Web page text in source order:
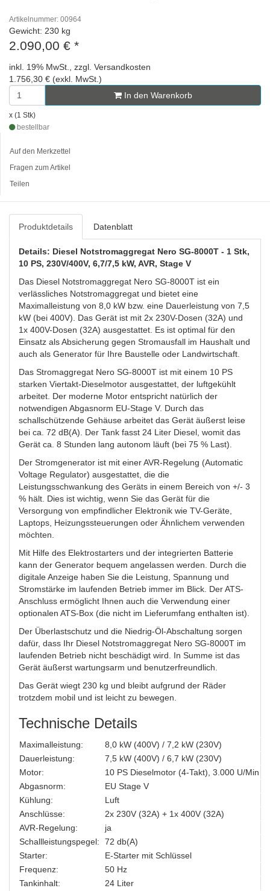
Artikelnummer: 00964
Gewicht: 230 kg
2.090,00 € *
inkl. 19% MwSt., zzgl. Versandkosten
1.756,30 € (exkl. MwSt.)
In den Warenkorb
x (1 Stk)
bestellbar
Auf den Merkzettel
Fragen zum Artikel
Teilen
Produktdetails Datenblatt
Details: Diesel Notstromaggregat Nero SG-8000T - 1 Stk,
10 PS, 230V/400V, 6,7/7,5 kW, AVR, Stage V
Das Diesel Notstromaggregat Nero SG-8000T ist ein
verlässliches Notstromaggregat und bietet eine
Maximalleistung von 8,0 kW bzw. eine Dauerleistung von 7,5
kW (bei 400V). Das Gerät ist mit 2x 230V-Dosen (32A) und
1x 400V-Dosen (32A) ausgestattet. Es ist optimal für den
Einsatz als Absicherung gegen Stromausfall im Haushalt und
auch als Generator für Ihre Baustelle oder Landwirtschaft.
Das Stromaggregat Nero SG-8000T ist mit einem 10 PS
starken Viertakt-Dieselmotor ausgestattet, der luftgekühlt
arbeitet. Der moderne Motor entspricht natürlich der
notwendigen Abgasnorm EU-Stage V. Durch das
schallschützende Gehäuse arbeitet das Gerät äußerst leise
bei ca. 72 dB(A). Der Tank fasst 24 Liter Diesel, womit das
Gerät ca. 8 Stunden lang autonom läuft (bei 75 % Last).
Der Stromgenerator ist mit einer AVR-Regelung (Automatic
Voltage Regulator) ausgestattet, die die
Leistungsschwankung des Geräts in einem Bereich von +/- 3
% hält. Dies ist wichtig, wenn Sie das Gerät für die
Versorgung von empfindlicher Elektronik wie TV-Geräte,
Laptops, Heizungssteuerungen oder Ähnlichem verwenden
möchten.
Mit Hilfe des Elektrostarters und der integrierten Batterie
kann der Generator bequem angelassen werden. Durch die
digitale Anzeige haben Sie die Leistung, Spannung und
Stromstärke im laufenden Betrieb immer im Blick. Der ATS-
Anschluss ermöglicht Ihnen auch die Verwendung einer
optionalen ATS-Box (die nicht im Lieferumfang enthalten ist).
Der Überlastschutz und die Niedrig-Öl-Abschaltung sorgen
dafür, dass Ihr Diesel Notstromaggregat Nero SG-8000T im
laufenden Betrieb nicht beschädigt wird. In Summe ist das
Gerät äußerst wartungsarm und benutzerfreundlich.
Das Gerät wiegt 230 kg und bleibt aufgrund der Räder
trotzdem mobil und ist leicht zu bewegen.
Technische Details
Maximalleistung:
8,0 kW (400V) / 7,2 kW (230V)
Dauerleistung:
7,5 kW (400V) / 6,7 kW (230V)
Motor:
10 PS Dieselmotor (4-Takt), 3.000 U/Min
Abgasnorm:
EU Stage V
Kühlung:
Luft
Anschlüsse:
2x 230V (32A) + 1x 400V (32A)
AVR-Regelung:
ja
Schallleistungspegel:
72 db(A)
Starter:
E-Starter mit Schlüssel
Frequenz:
50 Hz
Tankinhalt:
24 Liter